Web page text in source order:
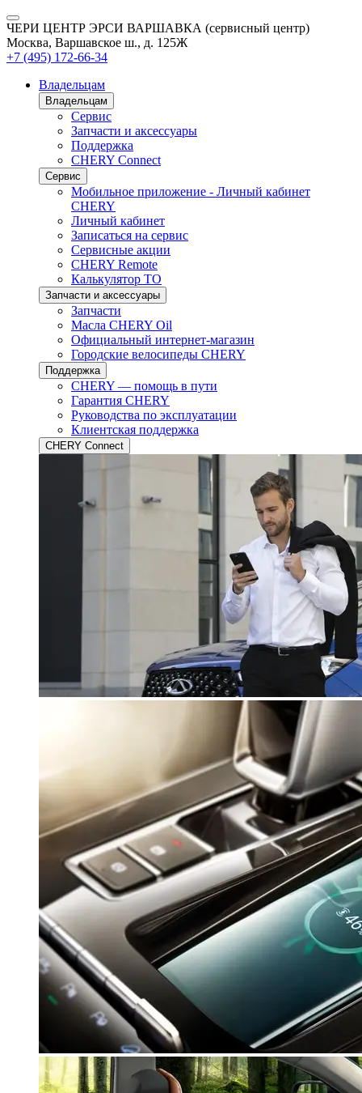
ЧЕРИ ЦЕНТР ЭРСИ ВАРШАВКА (сервисный центр)
Москва, Варшавское ш., д. 125Ж
+7 (495) 172-66-34
Владельцам
Владельцам
Сервис
Запчасти и аксессуары
Поддержка
CHERY Connect
Сервис
Мобильное приложение - Личный кабинет
CHERY
Личный кабинет
Записаться на сервис
Сервисные акции
CHERY Remote
Калькулятор ТО
Запчасти и аксессуары
Запчасти
Масла CHERY Oil
Официальный интернет-магазин
Городские велосипеды CHERY
Поддержка
CHERY — помощь в пути
Гарантия CHERY
Руководства по эксплуатации
Клиентская поддержка
CHERY Connect